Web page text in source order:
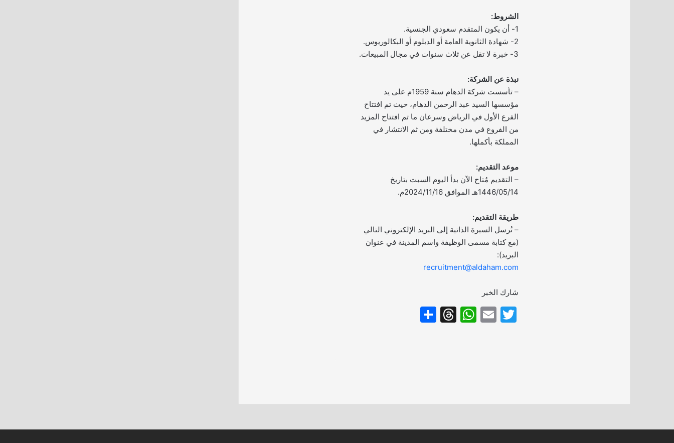
الشروط:
1- أن يكون المتقدم سعودي الجنسية.
2- شهادة الثانوية العامة أو الدبلوم أو البكالوريوس.
3- خبرة لا تقل عن ثلاث سنوات في مجال المبيعات.
نبذة عن الشركة:
– تأسست شركة الدهام سنة 1959م على يد
مؤسسها السيد عبد الرحمن الدهام، حيث تم افتتاح
الفرع الأول في الرياض وسرعان ما تم افتتاح المزيد
من الفروع في مدن مختلفة ومن ثم الانتشار في
المملكة بأكملها.
موعد التقديم:
– التقديم مُتاح الآن بدأ اليوم السبت بتاريخ
1446/05/14هـ الموافق 2024/11/16م.
طريقة التقديم:
– تُرسل السيرة الذاتية إلى البريد الإلكتروني التالي
(مع كتابة مسمى الوظيفة واسم المدينة في عنوان
البريد):
recruitment@aldaham.com
شارك الخبر
T
E
W
T
S